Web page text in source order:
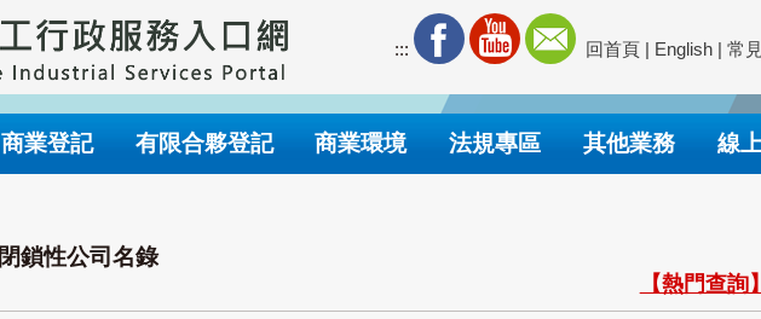
::: 回首頁 | English | 常
商業登記 有限合夥登記 商業環境 法規專區 其他業務 線
閉鎖性公司名錄
【熱門查